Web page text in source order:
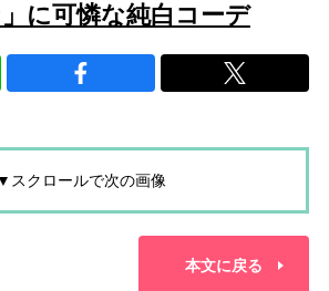
」に可憐な純白コーデ
▼スクロールで次の画像
本文に戻る